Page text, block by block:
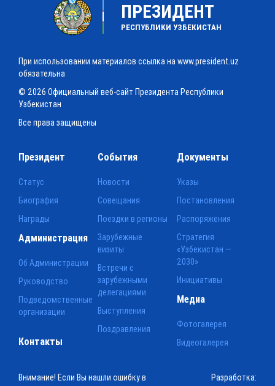
ПРЕЗИДЕНТ
РЕСПУБЛИКИ УЗБЕКИСТАН
При использовании материалов ссылка на www.president.uz
обязательна
© 2026 Официальный веб-сайт Президента Республики
Узбекистан
Все права защищены
Президент
Статус
Биография
Награды
События
Новости
Совещания
Поездки в регионы
Зарубежные
визиты
Встречи с
зарубежными
делегациями
Выступления
Поздравления
Документы
Указы
Постановления
Распоряжения
Стратегия
«Узбекистан —
2030»
Инициативы
Администрация
Об Администрации
Руководство
Подведомственные
организации
Медиа
Фотогалерея
Видеогалерея
Контакты
Внимание! Если Вы нашли ошибку в
Разработка: